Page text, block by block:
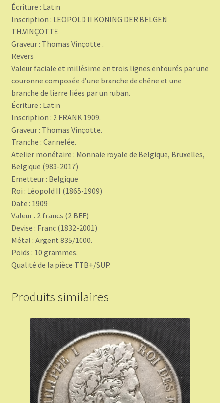
Écriture : Latin
Inscription : LEOPOLD II KONING DER BELGEN
TH.VINÇOTTE
Graveur : Thomas Vinçotte .
Revers
Valeur faciale et millésime en trois lignes entourés par une
couronne composée d’une branche de chêne et une
branche de lierre liées par un ruban.
Écriture : Latin
Inscription : 2 FRANK 1909.
Graveur : Thomas Vinçotte.
Tranche : Cannelée.
Atelier monétaire : Monnaie royale de Belgique, Bruxelles,
Belgique (983-2017)
Emetteur : Belgique
Roi : Léopold II (1865-1909)
Date : 1909
Valeur : 2 francs (2 BEF)
Devise : Franc (1832-2001)
Métal : Argent 835/1000.
Poids : 10 grammes.
Qualité de la pièce TTB+/SUP.
Produits similaires